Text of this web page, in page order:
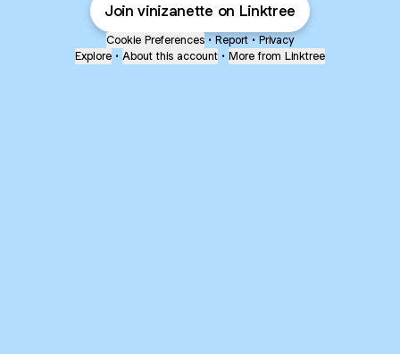
Join vinizanette on Linktree
Cookie Preferences • Report • Privacy
Explore • About this account • More from Linktree